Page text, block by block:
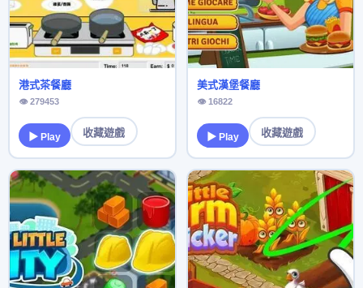
港式茶餐廳
👁 279453
▶ Play 收藏遊戲
美式漢堡餐廳
👁 16822
▶ Play 收藏遊戲